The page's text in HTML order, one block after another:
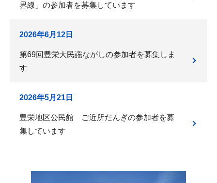
界線」の参加者を募集しています
2026年6月12日
第69回豊栄大民謡ながしの参加者を募集しま
す
2026年5月21日
豊栄地区公民館 ご近所だんぎの参加者を募
集しています